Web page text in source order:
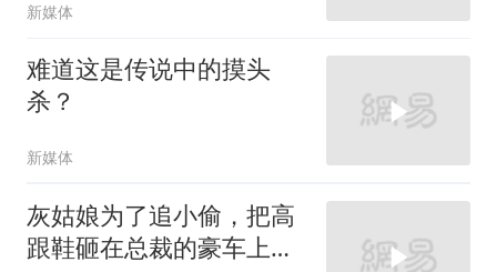
新媒体
难道这是传说中的摸头
杀？
新媒体
灰姑娘为了追小偷，把高
跟鞋砸在总裁的豪车上，